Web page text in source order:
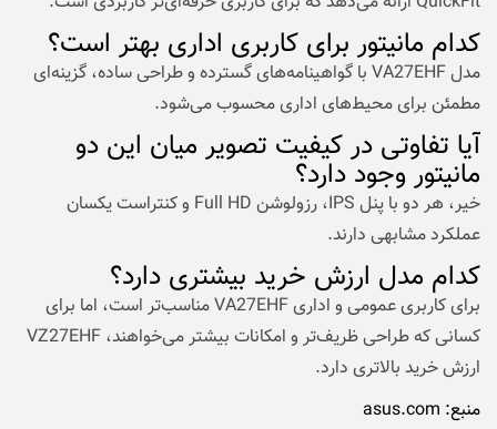
کدام مانیتور برای کاربری اداری بهتر است؟
مدل VA27EHF با گواهینامه‌های گسترده و طراحی ساده، گزینه‌ای
مطمئن برای محیط‌های اداری محسوب می‌شود.
آیا تفاوتی در کیفیت تصویر میان این دو
مانیتور وجود دارد؟
خیر، هر دو با پنل IPS، رزولوشن Full HD و کنتراست یکسان
عملکرد مشابهی دارند.
کدام مدل ارزش خرید بیشتری دارد؟
برای کاربری عمومی و اداری VA27EHF مناسب‌تر است، اما برای
کسانی که طراحی ظریف‌تر و امکانات بیشتر می‌خواهند، VZ27EHF
ارزش خرید بالاتری دارد.
منبع: asus.com